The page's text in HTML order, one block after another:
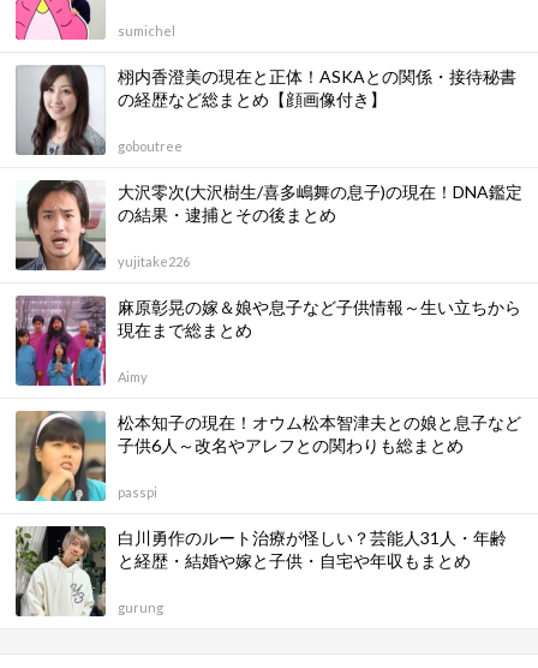
sumichel
栩内香澄美の現在と正体！ASKAとの関係・接待秘書
の経歴など総まとめ【顔画像付き】
goboutree
大沢零次(大沢樹生/喜多嶋舞の息子)の現在！DNA鑑定
の結果・逮捕とその後まとめ
yujitake226
麻原彰晃の嫁＆娘や息子など子供情報～生い立ちから
現在まで総まとめ
Aimy
松本知子の現在！オウム松本智津夫との娘と息子など
子供6人～改名やアレフとの関わりも総まとめ
passpi
白川勇作のルート治療が怪しい？芸能人31人・年齢
と経歴・結婚や嫁と子供・自宅や年収もまとめ
gurung